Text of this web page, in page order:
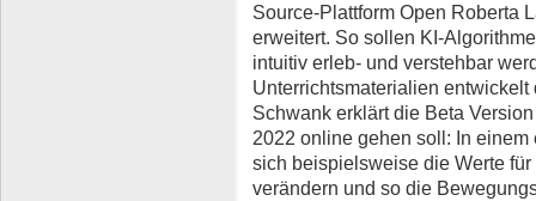
Source-Plattform Open Roberta
erweitert. So sollen KI-
intuitiv erleb- und verstehbar
Unterrichtsmaterialien
Schwank erklärt die Beta
2022 online gehen soll: In
sich beispielsweise die Werte
verändern und so die